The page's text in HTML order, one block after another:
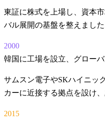
東証に株式を上場し、資本
バル展開の基盤を整えました
2000
韓国に工場を設立、グロー
サムスン電子やSKハイニッ
カーに近接する拠点を設け
2015